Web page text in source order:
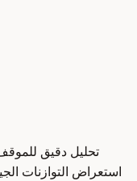
تحليل دقيق
استعراض التوازنات